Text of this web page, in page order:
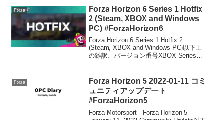
Forza
Forza Horizon 6 Series 1 Hotfix
2 (Steam, XBOX and Windows
PC) #ForzaHorizon6
Forza Horizon 6 Series 1 Hotfix 2
(Steam, XBOX and Windows PC)以下上
の雑訳。バージョン番号XBOX Series
Forza
Forza Horizon 5 2022-01-11 コミ
ュニティアップデート
#ForzaHorizon5
Forza Motorsport - Forza Horizon 5 –